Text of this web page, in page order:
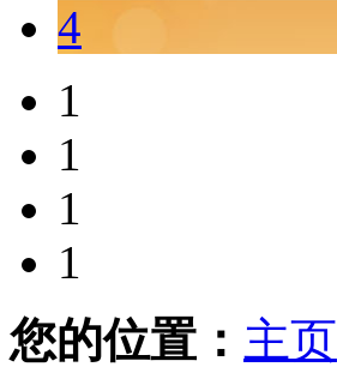
4
1
1
1
1
您的位置： 主页